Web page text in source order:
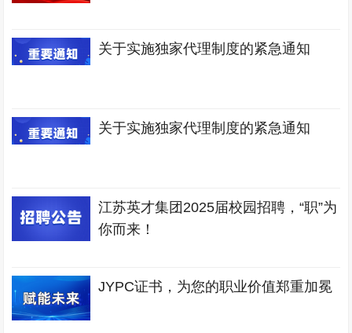
关于实施独家代理制度的紧急通知
关于实施独家代理制度的紧急通知
江苏英才集团2025届校园招聘，“职”为
你而来！
JYPC证书，为您的职业价值郑重加冕